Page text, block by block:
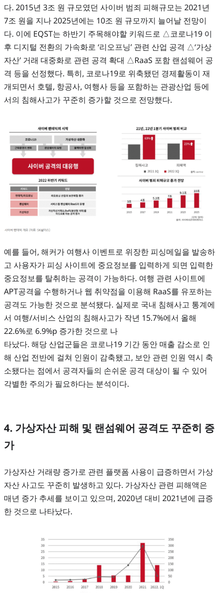
다. 2015년 3조 원 규모였던 사이버 범죄 피해규모는 2021년
7조 원을 지나 2025년에는 10조 원 규모까지 늘어날 전망이
다. 이에 EQST는 하반기 주목해야할 키워드로 △코로나19 이
후 디지털 전환의 가속화로 ‘리오프닝’ 관련 산업 공격 △‘가상
자산’ 거래 대중화로 관련 공격 확대 △RaaS 포함 랜섬웨어 공
격 등을 선정했다. 특히, 코로나19로 위축됐던 경제활동이 재
개되면서 호텔, 항공사, 여행사 등을 포함하는 관광산업 등에
서의 침해사고가 꾸준히 증가할 것으로 전망했다.
예를 들어, 해커가 여행사 이벤트로 위장한 피싱메일을 발송하
고 사용자가 피싱 사이트에 중요정보를 입력하게 되면 입력한
중요정보를 탈취하는 공격이 가능하다. 여행 관련 사이트에
APT공격을 수행하거나 웹 취약점을 이용해 RaaS를 유포하는
공격도 가능한 것으로 분석됐다. 실제로 국내 침해사고 통계에
서 여행/서비스 산업의 침해사고가 작년 15.7%에서 올해
22.6%로 6.9%p 증가한 것으로 나
타났다. 해당 산업군들은 코로나19 기간 동안 매출 감소로 인
해 산업 전반에 걸쳐 인원이 감축됐고, 보안 관련 인원 역시 축
소됐다는 점에서 공격자들의 손쉬운 공격 대상이 될 수 있어
각별한 주의가 필요하다는 분석이다.
4. 가상자산 피해 및 랜섬웨어 공격도 꾸준히 증
가
가상자산 거래량 증가로 관련 플랫폼 사용이 급증하면서 가상
자산 사고도 꾸준히 발생하고 있다. 가상자산 관련 피해액은
매년 증가 추세를 보이고 있으며, 2020년 대비 2021년에 급증
한 것으로 나타났다.